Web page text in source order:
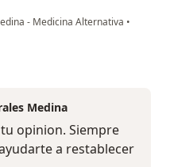
- Medicina Alternativa •
Medina
opinion. Siempre
a restablecer